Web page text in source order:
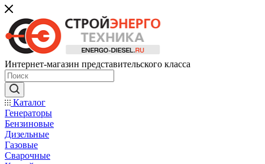
Интернет-магазин представительского класса
Каталог
Генераторы
Бензиновые
Дизельные
Газовые
Сварочные